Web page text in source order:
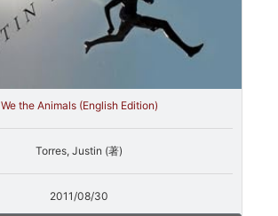
We the Animals (English Edition)
Torres, Justin (著)
2011/08/30